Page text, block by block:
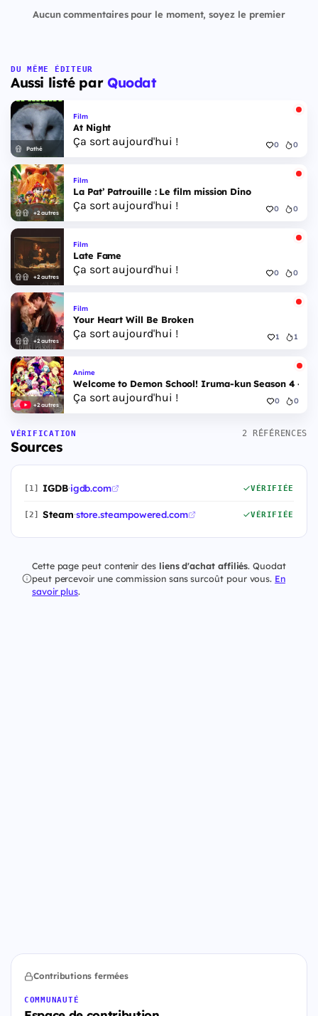
Aucun commentaires pour le moment, soyez le premier
DU MÊME ÉDITEUR
Aussi listé par Quodat
Pathé
Film
At Night
Ça sort aujourd'hui ! 0 0
+2 autres
Film
La Pat’ Patrouille : Le film mission Dino
Ça sort aujourd'hui ! 0 0
+2 autres
Film
Late Fame
Ça sort aujourd'hui ! 0 0
+2 autres
Film
Your Heart Will Be Broken
Ça sort aujourd'hui ! 1 1
+2 autres
Anime
Welcome to Demon School! Iruma-kun Season 4 -
Ça sort aujourd'hui ! 0 0
VÉRIFICATION
Sources
2 RÉFÉRENCES
[1] IGDB·igdb.com VÉRIFIÉE
[2] Steam·store.steampowered.com VÉRIFIÉE
Cette page peut contenir des liens d'achat affiliés. Quodat
peut percevoir une commission sans surcoût pour vous. En
savoir plus.
Contributions fermées
COMMUNAUTÉ